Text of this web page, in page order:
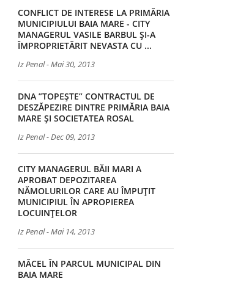
CONFLICT DE INTERESE LA PRIMĂRIA
MUNICIPIULUI BAIA MARE - CITY
MANAGERUL VASILE BARBUL ȘI-A
ÎMPROPRIETĂRIT NEVASTA CU ...
Iz Penal-Mai 30, 2013
DNA ”TOPEȘTE” CONTRACTUL DE
DESZĂPEZIRE DINTRE PRIMĂRIA BAIA
MARE ȘI SOCIETATEA ROSAL
Iz Penal-Dec 09, 2013
CITY MANAGERUL BĂII MARI A
APROBAT DEPOZITAREA
NĂMOLURILOR CARE AU ÎMPUȚIT
MUNICIPIUL ÎN APROPIEREA
LOCUINȚELOR
Iz Penal-Mai 14, 2013
MĂCEL ÎN PARCUL MUNICIPAL DIN
BAIA MARE